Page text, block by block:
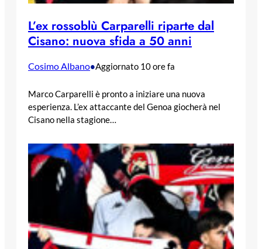
L’ex rossoblù Carparelli riparte dal
Cisano: nuova sfida a 50 anni
Cosimo Albano•Aggiornato 10 ore fa
Marco Carparelli è pronto a iniziare una nuova
esperienza. L’ex attaccante del Genoa giocherà nel
Cisano nella stagione…